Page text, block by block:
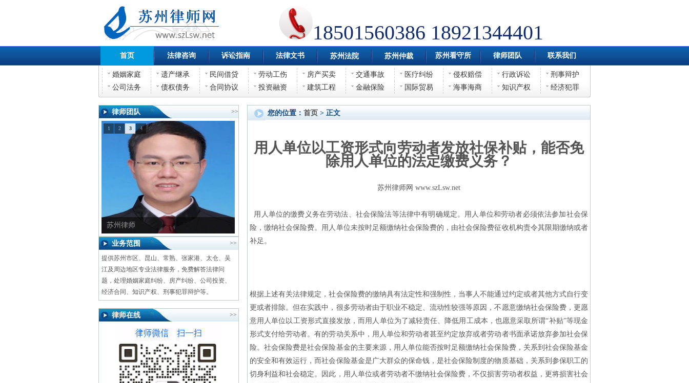
18501560386 18921344401
首页 法律咨询 诉讼指南 法律文书 苏州法院 苏州仲裁 苏州看守所 律师团队 联系我们
婚姻家庭 遗产继承 民间借贷 劳动工伤 房产买卖 交通事故 医疗纠纷 侵权赔偿 行政诉讼
刑事辩护
公司法务
债权债务 合同协议 投资融资 建筑工程 金融保险 国际贸易 海事海商 知识产权 经济犯罪
律师团队 >>
苏州律师
1 2 3 4
业务范围 >>
提供苏州市区、昆山、常熟、张家港、太仓、吴
江及周边地区专业法律服务，免费解答法律问
题，处理婚姻家庭纠纷、房产纠纷、公司投资、
经济合同、知识产权、刑事犯罪辩护等。
律师在线 >>
您的位置： 首页 > 正文
用人单位以工资形式向劳动者发放社保补贴，能否免
除用人单位的法定缴费义务？
苏州律师网 www.szLsw.net
用人单位的缴费义务在劳动法、社会保险法等法律中有明确规定。用人单位和劳动者必须依法参加社会保
险，缴纳社会保险费。用人单位未按时足额缴纳社会保险费的，由社会保险费征收机构责令其限期缴纳或者
补足。
根据上述有关法律规定，社会保险费的缴纳具有法定性和强制性，当事人不能通过约定或者其他方式自行变
更或者排除。但在实践中，很多劳动者由于职业不稳定、流动性较强等原因，不愿意缴纳社会保险费，更愿
意用人单位以工资形式直接发放，而用人单位为了减轻责任、降低用工成本，也愿意采取所谓“补贴”等现金
形式支付给劳动者。有的劳动关系中，用人单位和劳动者甚至约定放弃或者劳动者书面承诺放弃参加社会保
险。社会保险费是社会保险基金的主要来源，用人单位能否按时足额缴纳社会保险费，关系到社会保险基金
的安全和有效运行，而社会保险基金是广大群众的保命钱，是社会保险制度的物质基础，关系到参保职工的
切身利益和社会稳定。因此，用人单位或者劳动者不缴纳社会保险费，不仅损害劳动者权益，更将损害社会